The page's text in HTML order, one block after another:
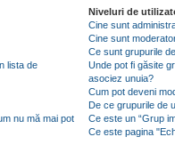
lista de
nu mă mai pot
Niveluri de
Cine sunt
Cine sunt
Ce sunt grupurile
Unde pot fi găsite
asociez unuia?
Cum pot deveni
De ce grupurile de
Ce este un “Grup
Ce este pagina